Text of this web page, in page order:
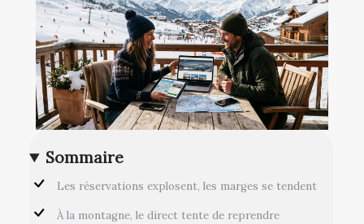
Sommaire
Les réservations explosent, les marges se tendent
À la montagne, le direct tente de reprendre